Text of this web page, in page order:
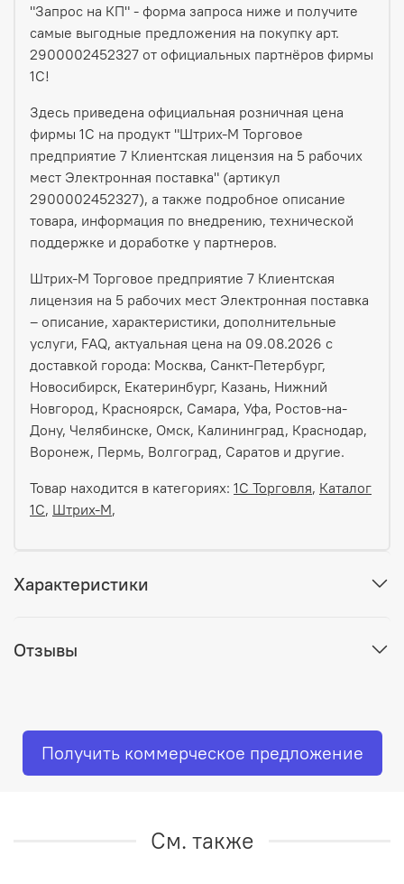
"Запрос на КП" - форма запроса ниже и получите
самые выгодные предложения на покупку арт.
2900002452327 от официальных партнёров фирмы
1С!
Здесь приведена официальная розничная цена
фирмы 1С на продукт "Штрих-М Торговое
предприятие 7 Клиентская лицензия на 5 рабочих
мест Электронная поставка" (артикул
2900002452327), а также подробное описание
товара, информация по внедрению, технической
поддержке и доработке у партнеров.
Штрих-М Торговое предприятие 7 Клиентская
лицензия на 5 рабочих мест Электронная поставка
– описание, характеристики, дополнительные
услуги, FAQ, актуальная цена на 09.08.2026 с
доставкой города: Москва, Санкт-Петербург,
Новосибирск, Екатеринбург, Казань, Нижний
Новгород, Красноярск, Самара, Уфа, Ростов-на-
Дону, Челябинске, Омск, Калининград, Краснодар,
Воронеж, Пермь, Волгоград, Саратов и другие.
Товар находится в категориях: 1С Торговля, Каталог
1С, Штрих-М,
Характеристики
Отзывы
Получить коммерческое предложение
См. также